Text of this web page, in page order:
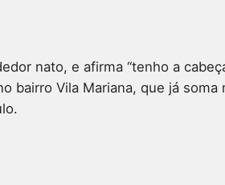
nato, e afirma “tenho a
bairro Vila Mariana, que já soma